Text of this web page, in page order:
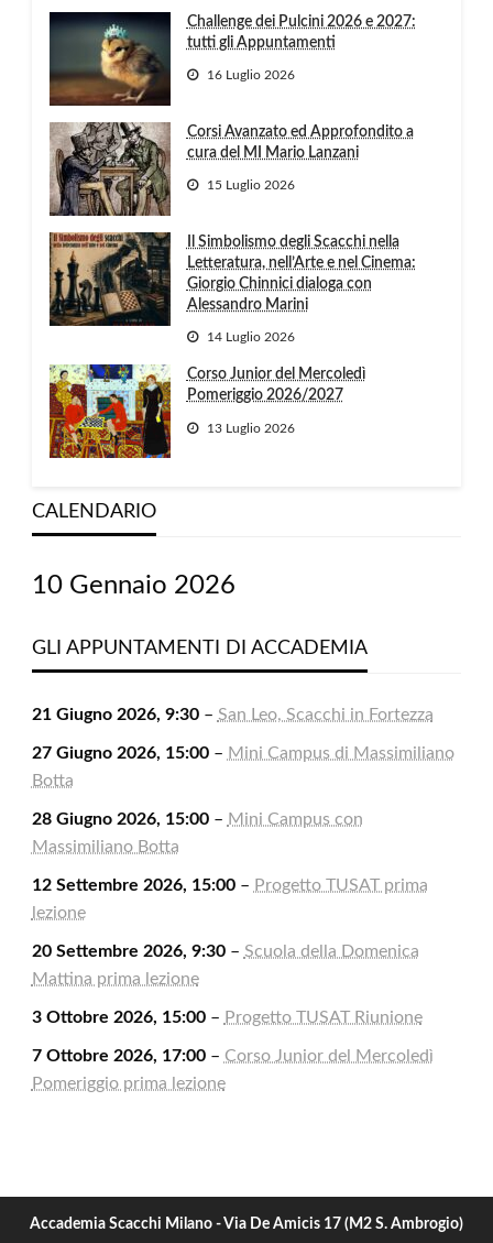
Challenge dei Pulcini 2026 e 2027:
tutti gli Appuntamenti
16 Luglio 2026
Corsi Avanzato ed Approfondito a
cura del MI Mario Lanzani
15 Luglio 2026
Il Simbolismo degli Scacchi nella
Letteratura, nell’Arte e nel Cinema:
Giorgio Chinnici dialoga con
Alessandro Marini
14 Luglio 2026
Corso Junior del Mercoledì
Pomeriggio 2026/2027
13 Luglio 2026
CALENDARIO
10 Gennaio 2026
GLI APPUNTAMENTI DI ACCADEMIA
21 Giugno 2026, 9:30– San Leo, Scacchi in Fortezza
27 Giugno 2026, 15:00– Mini Campus di Massimiliano
Botta
28 Giugno 2026, 15:00– Mini Campus con
Massimiliano Botta
12 Settembre 2026, 15:00– Progetto TUSAT prima
lezione
20 Settembre 2026, 9:30– Scuola della Domenica
Mattina prima lezione
3 Ottobre 2026, 15:00– Progetto TUSAT Riunione
7 Ottobre 2026, 17:00– Corso Junior del Mercoledì
Pomeriggio prima lezione
Accademia Scacchi Milano - Via De Amicis 17 (M2 S. Ambrogio)